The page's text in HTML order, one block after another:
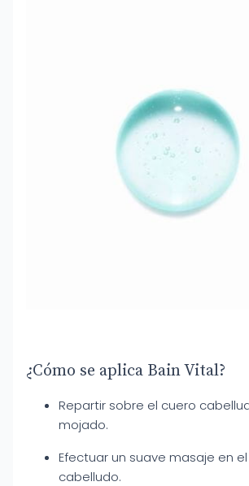
¿Cómo se aplica Bain Vital?
Repartir sobre el cuero
mojado.
Efectuar un suave masaje en
cabelludo.